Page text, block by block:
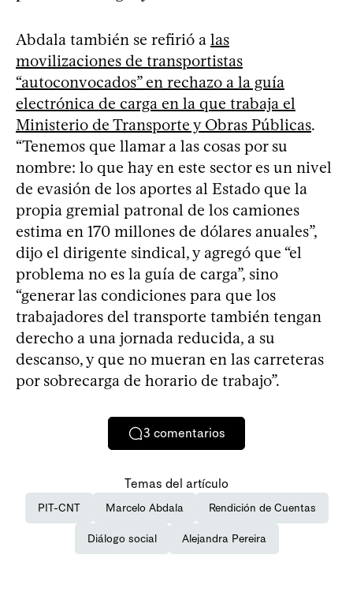
Abdala también se refirió a las
movilizaciones de transportistas
“autoconvocados” en rechazo a la guía
electrónica de carga en la que trabaja el
Ministerio de Transporte y Obras Públicas.
“Tenemos que llamar a las cosas por su
nombre: lo que hay en este sector es un nivel
de evasión de los aportes al Estado que la
propia gremial patronal de los camiones
estima en 170 millones de dólares anuales”,
dijo el dirigente sindical, y agregó que “el
problema no es la guía de carga”, sino
“generar las condiciones para que los
trabajadores del transporte también tengan
derecho a una jornada reducida, a su
descanso, y que no mueran en las carreteras
por sobrecarga de horario de trabajo”.
3 comentarios
Temas del artículo
PIT-CNT Marcelo Abdala Rendición de Cuentas
Diálogo social Alejandra Pereira